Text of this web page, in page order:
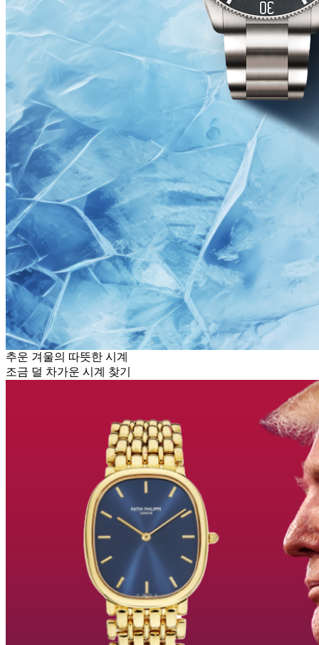
추운 겨울의 따뜻한 시계
조금 덜 차가운 시계 찾기